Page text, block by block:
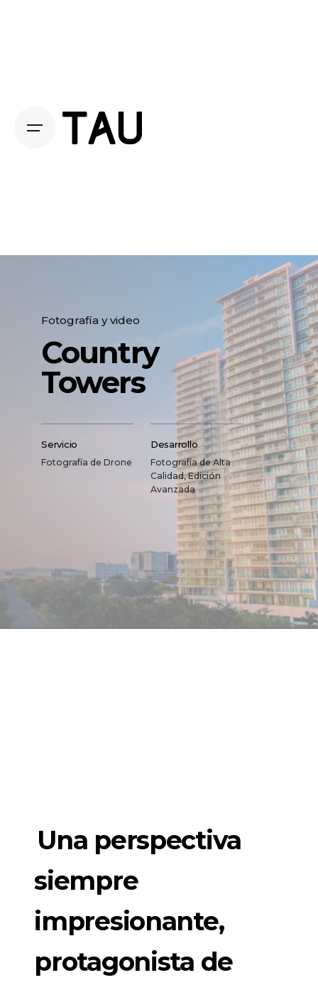
Fotografía y video
Country
Towers
Servicio
Fotografía de Drone
Desarrollo
Fotografía de Alta
Calidad, Edición
Avanzada
Una perspectiva
siempre
impresionante,
protagonista de